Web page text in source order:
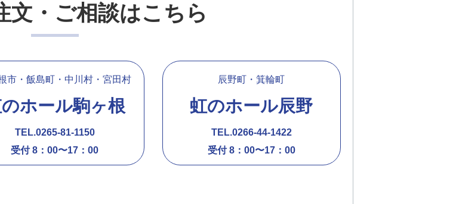
文・ご相談はこちら
市・飯島町・中川村・宮田村
ホール駒ヶ根
TEL.0265-81-1150
受付 8：00〜17：00
辰野町・箕輪町
虹のホール辰野
TEL.0266-44-1422
受付 8：00〜17：00